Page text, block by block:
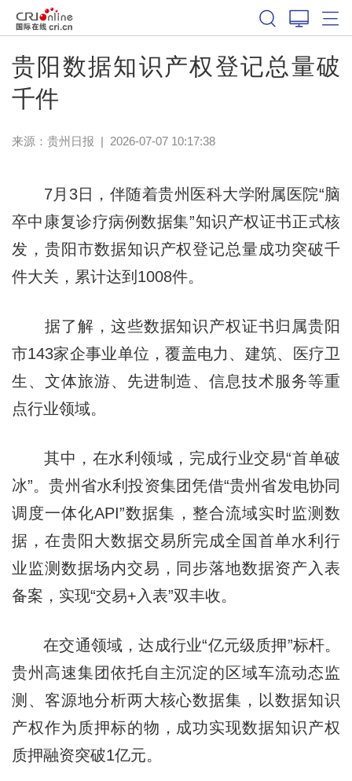
贵阳数据知识产权登记总量破
千件
来源： 贵州日报 | 2026-07-07 10:17:38
7月3日，伴随着贵州医科大学附属医院“脑
卒中康复诊疗病例数据集”知识产权证书正式核
发，贵阳市数据知识产权登记总量成功突破千
件大关，累计达到1008件。
据了解，这些数据知识产权证书归属贵阳
市143家企事业单位，覆盖电力、建筑、医疗卫
生、文体旅游、先进制造、信息技术服务等重
点行业领域。
其中，在水利领域，完成行业交易“首单破
冰”。贵州省水利投资集团凭借“贵州省发电协同
调度一体化API”数据集，整合流域实时监测数
据，在贵阳大数据交易所完成全国首单水利行
业监测数据场内交易，同步落地数据资产入表
备案，实现“交易+入表”双丰收。
在交通领域，达成行业“亿元级质押”标杆。
贵州高速集团依托自主沉淀的区域车流动态监
测、客源地分析两大核心数据集，以数据知识
产权作为质押标的物，成功实现数据知识产权
质押融资突破1亿元。